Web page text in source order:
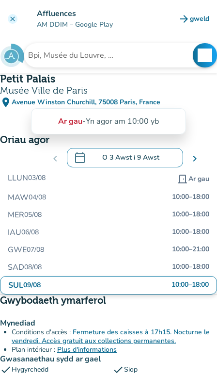
clear Affluences
AM DDIM – Google Play arrow_forward gweld
(tab
Chwilio am sefydliad
Petit Palais
Musée Ville de Paris
place Avenue Winston Churchill, 75008 Paris, France
(agor yn Google Maps)
(tab newydd)
Ar gau-Yn agor am 10:00 yb
Oriau agor
chevron_left calendar_today O 3 Awst i 9 Awst
.Agor y calendr i newid dyddiadau chevron_right
LLUN03/08 door_front Ar gau
MAW04/08 10:00–18:00
MER05/08 10:00–18:00
IAU06/08 10:00–18:00
GWE07/08 10:00–21:00
SAD08/08 10:00–18:00
SUL09/08 10:00–18:00
Gwybodaeth ymarferol
Mynediad
Conditions d'accès : Fermeture des caisses à 17h15. Nocturne le
vendredi. Accès gratuit aux collections permanentes.
Plan intérieur : Plus d'informations
Gwasanaethau sydd ar gael
check Hygyrchedd checkSiop